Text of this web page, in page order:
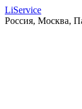
LiService
Россия, Москва,